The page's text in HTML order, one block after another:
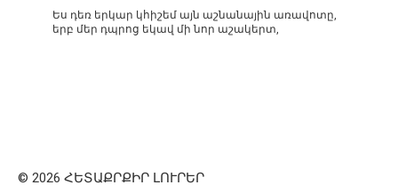
Ես դեռ երկար կհիշեմ այն աշնանային առավոտը,
երբ մեր դպրոց եկավ մի նոր աշակերտ,
© 2026 ՀԵՏԱՔՐՔԻՐ ԼՈՒՐԵՐ